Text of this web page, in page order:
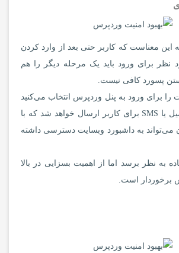
این معناست که کاربر حتی بعد از وارد کردن
نظر برای ورود باید یک مرحله دیگر را هم
پسورد کافی نیست.
را برای ورود به پنل وردپرس انتخاب می‌کنید
یک کد از طریق ایمیل یا SMS برای کاربر ارسال خواهد شد که با
می‌تواند به داشبورد وبسایت دسترسی داشته
به نظر برسد اما از اهمیت بسزایی در بالا
برخوردار است.